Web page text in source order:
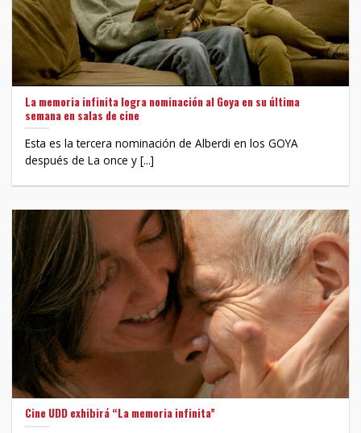
La memoria infinita logra nominación al Goya en su última
semana en salas de cine
Esta es la tercera nominación de Alberdi en los GOYA
después de La once y [...]
Cine UDD exhibirá “La memoria infinita”